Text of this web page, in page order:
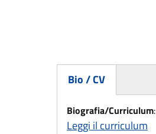
Bio / CV
(active tab)
Biografia/Curriculum:
Leggi il curriculum